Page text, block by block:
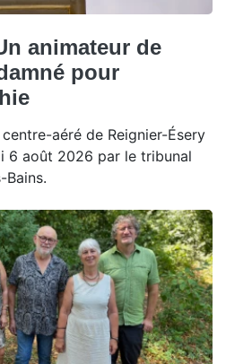
animateur de
pour
aéré de Reignier-Ésery
6 août 2026 par le tribunal
Bains.